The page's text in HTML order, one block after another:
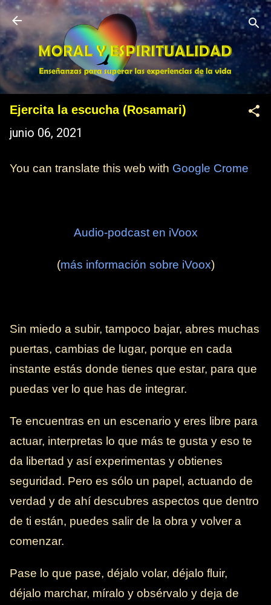
Ir al contenido principal
Ejercita la escucha (Rosamari)
junio 06, 2021
You can translate this web with Google Crome
Audio-podcast en iVoox
(más información sobre iVoox)
Sin miedo a subir, tampoco bajar, abres muchas
puertas, cambias de lugar, porque en cada
instante estás donde tienes que estar, para que
puedas ver lo que has de integrar.
Te encuentras en un escenario y eres libre para
actuar, interpretas lo que más te gusta y eso te
da libertad y así experimentas y obtienes
seguridad. Pero es sólo un papel, actuando de
verdad y de ahí descubres aspectos que dentro
de ti están, puedes salir de la obra y volver a
comenzar.
Pase lo que pase, déjalo volar, déjalo fluir,
déjalo marchar, míralo y obsérvalo y deja de